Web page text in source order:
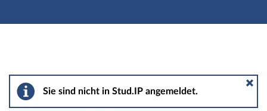
Hauptnavigation
Seminar: 10-76-1-Basismodul C-01 Introduction to
Sie sind nicht in Stud.IP angemeldet.